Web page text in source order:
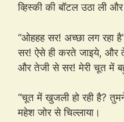
व्हिस्की की बॉटल उठा ली
“ओहहह सर! अच्छा लग रहा
सर! ऐसे ही करते जाइये,
और तेजी से सर! मेरी चूत में
“चूत में खुजली हो रही है?
महेश जोर से चिल्लाया।